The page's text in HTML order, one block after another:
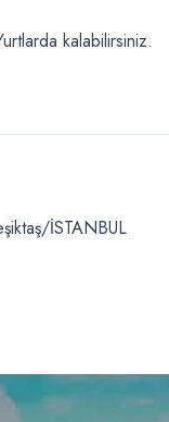
kalabilirsiniz.
İSTANBUL